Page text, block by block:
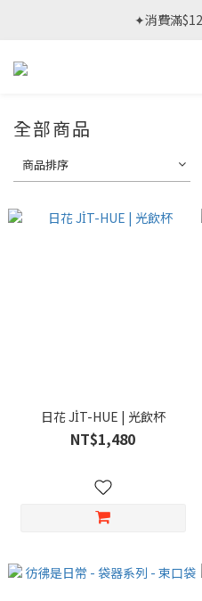
春日限定體驗課
✦消費滿
春日限定體驗課
全部商品
商品排序
日花 JI̍T-HUE | 光飲杯
NT$1,480